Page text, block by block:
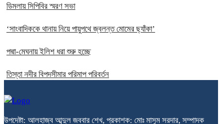
ডিমলায় সিপিবির স্মরণ সভা
‘সাংবাদিককে থানায় নিয়ে পায়ুপথে জ্বলন্ত মোমের ছ্যাঁকা’
পদ্মা-মেঘনায় ইলিশ ধরা শুরু হচ্ছে
তিস্তা নদীর বিপদসীমার পরিমাপ পরিবর্তন
উপদেষ্টা: আলহাজ্ব আব্দুল জববার শেখ, প্রকাশক: মোঃ মাসুম সরদার, সম্পাদক